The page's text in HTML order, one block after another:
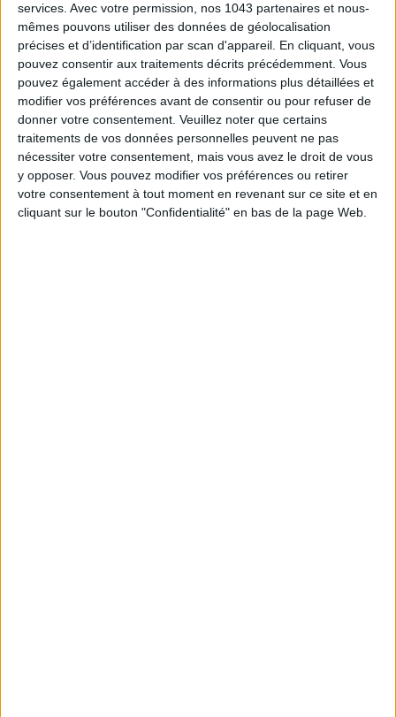
services. Avec votre permission, nos 1043 partenaires et nous-
mêmes pouvons utiliser des données de géolocalisation
précises et d’identification par scan d'appareil. En cliquant, vous
pouvez consentir aux traitements décrits précédemment. Vous
pouvez également accéder à des informations plus détaillées et
modifier vos préférences avant de consentir ou pour refuser de
donner votre consentement. Veuillez noter que certains
traitements de vos données personnelles peuvent ne pas
nécessiter votre consentement, mais vous avez le droit de vous
y opposer. Vous pouvez modifier vos préférences ou retirer
votre consentement à tout moment en revenant sur ce site et en
cliquant sur le bouton "Confidentialité" en bas de la page Web.
Inscrivez-vous à notre newsletter
S'INSCRIRE